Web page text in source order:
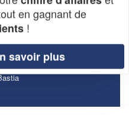
LOUIS
Et Sens
en gagnant de
!
savoir plus